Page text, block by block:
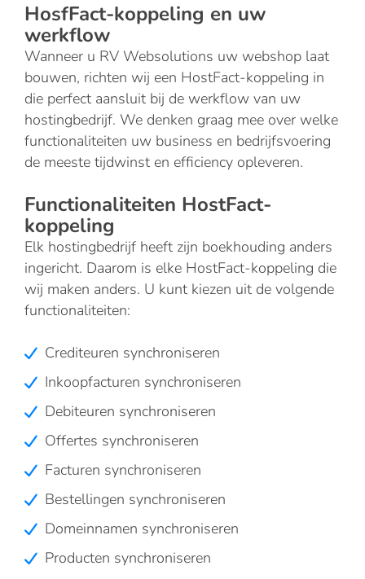
HosfFact-koppeling en uw
werkflow
Wanneer u RV Websolutions uw webshop laat
bouwen, richten wij een HostFact-koppeling in
die perfect aansluit bij de werkflow van uw
hostingbedrijf. We denken graag mee over welke
functionaliteiten uw business en bedrijfsvoering
de meeste tijdwinst en efficiency opleveren.
Functionaliteiten HostFact-
koppeling
Elk hostingbedrijf heeft zijn boekhouding anders
ingericht. Daarom is elke HostFact-koppeling die
wij maken anders. U kunt kiezen uit de volgende
functionaliteiten:
Crediteuren synchroniseren
Inkoopfacturen synchroniseren
Debiteuren synchroniseren
Offertes synchroniseren
Facturen synchroniseren
Bestellingen synchroniseren
Domeinnamen synchroniseren
Producten synchroniseren